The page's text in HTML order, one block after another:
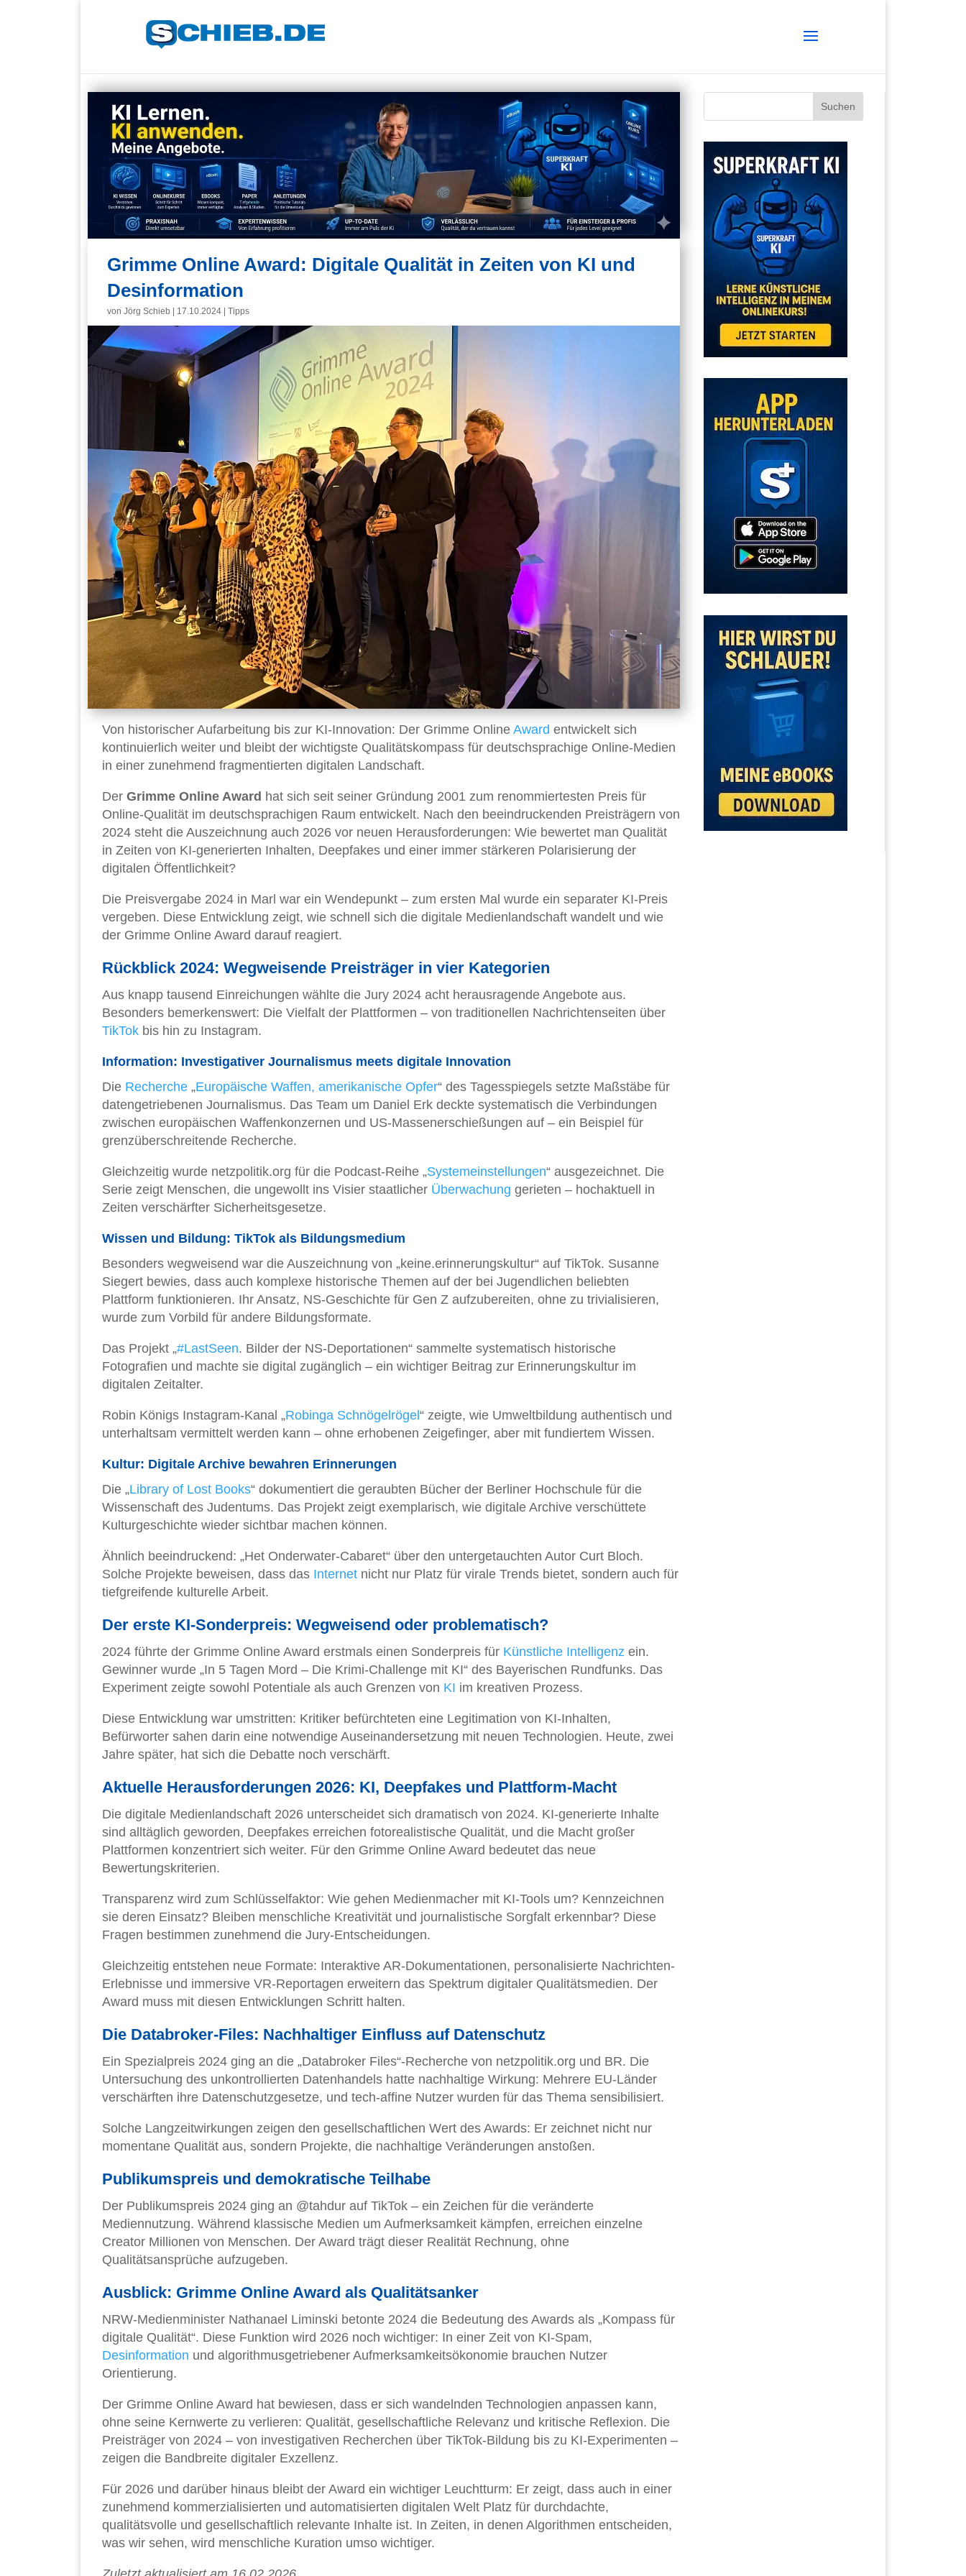
Grimme Online Award: Digitale Qualität in Zeiten von KI und
Desinformation
von Jörg Schieb 17.10.2024 Tipps
Von historischer Aufarbeitung bis zur KI-Innovation: Der Grimme Online Award entwickelt sich
kontinuierlich weiter und bleibt der wichtigste Qualitätskompass für deutschsprachige Online-Medien
in einer zunehmend fragmentierten digitalen Landschaft.
Der Grimme Online Award hat sich seit seiner Gründung 2001 zum renommiertesten Preis für
Online-Qualität im deutschsprachigen Raum entwickelt. Nach den beeindruckenden Preisträgern von
2024 steht die Auszeichnung auch 2026 vor neuen Herausforderungen: Wie bewertet man Qualität
in Zeiten von KI-generierten Inhalten, Deepfakes und einer immer stärkeren Polarisierung der
digitalen Öffentlichkeit?
Die Preisvergabe 2024 in Marl war ein Wendepunkt – zum ersten Mal wurde ein separater KI-Preis
vergeben. Diese Entwicklung zeigt, wie schnell sich die digitale Medienlandschaft wandelt und wie
der Grimme Online Award darauf reagiert.
Rückblick 2024: Wegweisende Preisträger in vier Kategorien
Aus knapp tausend Einreichungen wählte die Jury 2024 acht herausragende Angebote aus.
Besonders bemerkenswert: Die Vielfalt der Plattformen – von traditionellen Nachrichtenseiten über
TikTok bis hin zu Instagram.
Information: Investigativer Journalismus meets digitale Innovation
Die Recherche „Europäische Waffen, amerikanische Opfer“ des Tagesspiegels setzte Maßstäbe für
datengetriebenen Journalismus. Das Team um Daniel Erk deckte systematisch die Verbindungen
zwischen europäischen Waffenkonzernen und US-Massenerschießungen auf – ein Beispiel für
grenzüberschreitende Recherche.
Gleichzeitig wurde netzpolitik.org für die Podcast-Reihe „Systemeinstellungen“ ausgezeichnet. Die
Serie zeigt Menschen, die ungewollt ins Visier staatlicher Überwachung gerieten – hochaktuell in
Zeiten verschärfter Sicherheitsgesetze.
Wissen und Bildung: TikTok als Bildungsmedium
Besonders wegweisend war die Auszeichnung von „keine.erinnerungskultur“ auf TikTok. Susanne
Siegert bewies, dass auch komplexe historische Themen auf der bei Jugendlichen beliebten
Plattform funktionieren. Ihr Ansatz, NS-Geschichte für Gen Z aufzubereiten, ohne zu trivialisieren,
wurde zum Vorbild für andere Bildungsformate.
Das Projekt „#LastSeen. Bilder der NS-Deportationen“ sammelte systematisch historische
Fotografien und machte sie digital zugänglich – ein wichtiger Beitrag zur Erinnerungskultur im
digitalen Zeitalter.
Robin Königs Instagram-Kanal „Robinga Schnögelrögel“ zeigte, wie Umweltbildung authentisch und
unterhaltsam vermittelt werden kann – ohne erhobenen Zeigefinger, aber mit fundiertem Wissen.
Kultur: Digitale Archive bewahren Erinnerungen
Die „Library of Lost Books“ dokumentiert die geraubten Bücher der Berliner Hochschule für die
Wissenschaft des Judentums. Das Projekt zeigt exemplarisch, wie digitale Archive verschüttete
Kulturgeschichte wieder sichtbar machen können.
Ähnlich beeindruckend: „Het Onderwater-Cabaret“ über den untergetauchten Autor Curt Bloch.
Solche Projekte beweisen, dass das Internet nicht nur Platz für virale Trends bietet, sondern auch für
tiefgreifende kulturelle Arbeit.
Der erste KI-Sonderpreis: Wegweisend oder problematisch?
2024 führte der Grimme Online Award erstmals einen Sonderpreis für Künstliche Intelligenz ein.
Gewinner wurde „In 5 Tagen Mord – Die Krimi-Challenge mit KI“ des Bayerischen Rundfunks. Das
Experiment zeigte sowohl Potentiale als auch Grenzen von KI im kreativen Prozess.
Diese Entwicklung war umstritten: Kritiker befürchteten eine Legitimation von KI-Inhalten,
Befürworter sahen darin eine notwendige Auseinandersetzung mit neuen Technologien. Heute, zwei
Jahre später, hat sich die Debatte noch verschärft.
Aktuelle Herausforderungen 2026: KI, Deepfakes und Plattform-Macht
Die digitale Medienlandschaft 2026 unterscheidet sich dramatisch von 2024. KI-generierte Inhalte
sind alltäglich geworden, Deepfakes erreichen fotorealistische Qualität, und die Macht großer
Plattformen konzentriert sich weiter. Für den Grimme Online Award bedeutet das neue
Bewertungskriterien.
Transparenz wird zum Schlüsselfaktor: Wie gehen Medienmacher mit KI-Tools um? Kennzeichnen
sie deren Einsatz? Bleiben menschliche Kreativität und journalistische Sorgfalt erkennbar? Diese
Fragen bestimmen zunehmend die Jury-Entscheidungen.
Gleichzeitig entstehen neue Formate: Interaktive AR-Dokumentationen, personalisierte Nachrichten-
Erlebnisse und immersive VR-Reportagen erweitern das Spektrum digitaler Qualitätsmedien. Der
Award muss mit diesen Entwicklungen Schritt halten.
Die Databroker-Files: Nachhaltiger Einfluss auf Datenschutz
Ein Spezialpreis 2024 ging an die „Databroker Files“-Recherche von netzpolitik.org und BR. Die
Untersuchung des unkontrollierten Datenhandels hatte nachhaltige Wirkung: Mehrere EU-Länder
verschärften ihre Datenschutzgesetze, und tech-affine Nutzer wurden für das Thema sensibilisiert.
Solche Langzeitwirkungen zeigen den gesellschaftlichen Wert des Awards: Er zeichnet nicht nur
momentane Qualität aus, sondern Projekte, die nachhaltige Veränderungen anstoßen.
Publikumspreis und demokratische Teilhabe
Der Publikumspreis 2024 ging an @tahdur auf TikTok – ein Zeichen für die veränderte
Mediennutzung. Während klassische Medien um Aufmerksamkeit kämpfen, erreichen einzelne
Creator Millionen von Menschen. Der Award trägt dieser Realität Rechnung, ohne
Qualitätsansprüche aufzugeben.
Ausblick: Grimme Online Award als Qualitätsanker
NRW-Medienminister Nathanael Liminski betonte 2024 die Bedeutung des Awards als „Kompass für
digitale Qualität“. Diese Funktion wird 2026 noch wichtiger: In einer Zeit von KI-Spam,
Desinformation und algorithmusgetriebener Aufmerksamkeitsökonomie brauchen Nutzer
Orientierung.
Der Grimme Online Award hat bewiesen, dass er sich wandelnden Technologien anpassen kann,
ohne seine Kernwerte zu verlieren: Qualität, gesellschaftliche Relevanz und kritische Reflexion. Die
Preisträger von 2024 – von investigativen Recherchen über TikTok-Bildung bis zu KI-Experimenten –
zeigen die Bandbreite digitaler Exzellenz.
Für 2026 und darüber hinaus bleibt der Award ein wichtiger Leuchtturm: Er zeigt, dass auch in einer
zunehmend kommerzialisierten und automatisierten digitalen Welt Platz für durchdachte,
qualitätsvolle und gesellschaftlich relevante Inhalte ist. In Zeiten, in denen Algorithmen entscheiden,
was wir sehen, wird menschliche Kuration umso wichtiger.